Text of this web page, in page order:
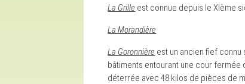
La Grille est connue depuis le XIème
La Morandière
La Goronnière est un ancien fief connu
bâtiments entourant une cour fermée
déterrée avec 48 kilos de pièces de